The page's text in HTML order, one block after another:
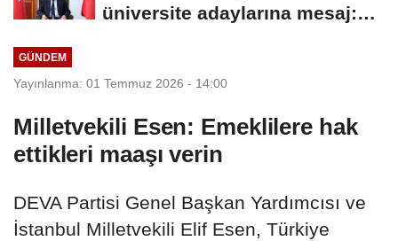
üniversite adaylarına mesaj:
GÜNDEM
Yayınlanma: 01 Temmuz 2026 - 14:00
Milletvekili Esen: Emeklilere hak
ettikleri maaşı verin
DEVA Partisi Genel Başkan Yardımcısı ve
İstanbul Milletvekili Elif Esen, Türkiye